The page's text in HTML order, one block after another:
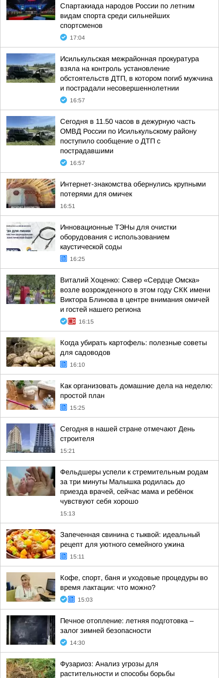
Спартакиада народов России по летним
видам спорта среди сильнейших
спортсменов
17:04
Исилькульская межрайонная прокуратура
взяла на контроль установление
обстоятельств ДТП, в котором погиб мужчина
и пострадали несовершеннолетнии
16:57
Сегодня в 11.50 часов в дежурную часть
ОМВД России по Исилькульскому району
поступило сообщение о ДТП с
пострадавшими
16:57
Интернет-знакомства обернулись крупными
потерями для омичек
16:51
Инновационные ТЭНы для очистки
оборудования с использованием
каустической соды
16:25
Виталий Хоценко: Сквер «Сердце Омска»
возле возрожденного в этом году СКК имени
Виктора Блинова в центре внимания омичей
и гостей нашего региона
16:15
Когда убирать картофель: полезные советы
для садоводов
16:10
Как организовать домашние дела на неделю:
простой план
15:25
Сегодня в нашей стране отмечают День
строителя
15:21
Фельдшеры успели к стремительным родам
за три минуты Малышка родилась до
приезда врачей, сейчас мама и ребёнок
чувствуют себя хорошо
15:13
Запеченная свинина с тыквой: идеальный
рецепт для уютного семейного ужина
15:11
Кофе, спорт, баня и уходовые процедуры во
время лактации: что можно?
15:03
Печное отопление: летняя подготовка –
залог зимней безопасности
14:30
Фузариоз: Анализ угрозы для
растительности и способы борьбы